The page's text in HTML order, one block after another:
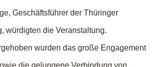
Geschäftsführer der Thüringer
würdigten die Veranstaltung.
wurden das große Engagement
die gelungene Verbindung von